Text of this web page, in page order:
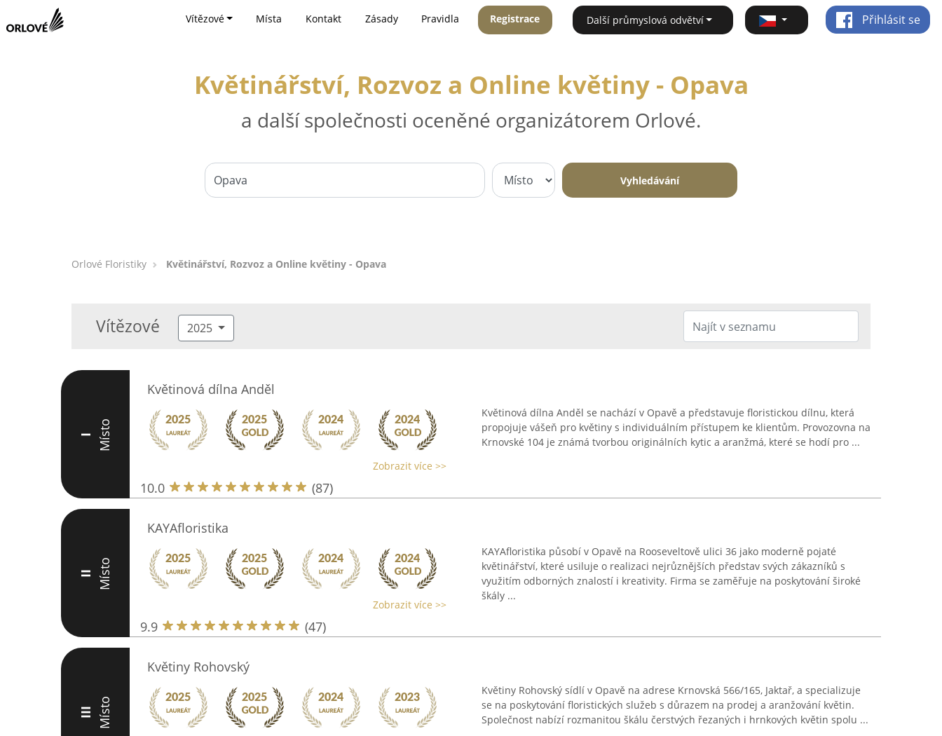
Vítězové Místa Kontakt Zásady Pravidla Registrace Další průmyslová odvětví Přihlásit se
Květinářství, Rozvoz a Online květiny - Opava
a další společnosti oceněné organizátorem Orlové.
Vyhledávání
Orlové Floristiky Květinářství, Rozvoz a Online květiny - Opava
Vítězové 2025
I Místo
Květinová dílna Anděl
Zobrazit více >>
10.0 (87)
Květinová dílna Anděl se nachází v Opavě a představuje floristickou dílnu, která
propojuje vášeň pro květiny s individuálním přístupem ke klientům. Provozovna na
Krnovské 104 je známá tvorbou originálních kytic a aranžmá, které se hodí pro ...
II Místo
KAYAfloristika
Zobrazit více >>
9.9 (47)
KAYAfloristika působí v Opavě na Rooseveltově ulici 36 jako moderně pojaté
květinářství, které usiluje o realizaci nejrůznějších představ svých zákazníků s
využitím odborných znalostí i kreativity. Firma se zaměřuje na poskytování široké
škály ...
III Místo
Květiny Rohovský
Květiny Rohovský sídlí v Opavě na adrese Krnovská 566/165, Jaktař, a specializuje
se na poskytování floristických služeb s důrazem na prodej a aranžování květin.
Společnost nabízí rozmanitou škálu čerstvých řezaných i hrnkových květin spolu ...